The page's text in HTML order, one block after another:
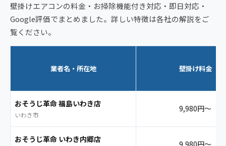
壁掛けエアコンの料金・お掃除機能付き対応・即日対応・
Google評価でまとめました。詳しい特徴は各社の解説をご
覧ください。
業者名・所在地 壁掛け料金
おそうじ革命 福島いわき店
いわき市
9,980円〜
おそうじ革命 いわき内郷店 9,980円〜